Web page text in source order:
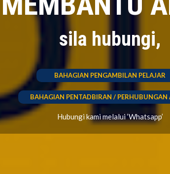
sila hubungi,
BAHAGIAN PENGAMBILAN PELAJAR
BAHAGIAN PENTADBIRAN / PERHUBUNGAN
Hubungi kami melalui ‘Whatsapp’